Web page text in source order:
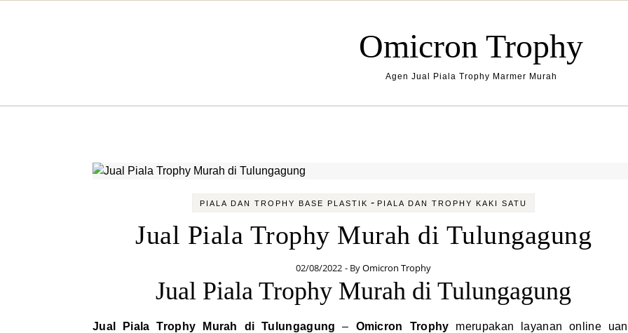
Omicron Trophy
Agen Jual Piala Trophy Marmer Murah
PIALA DAN TROPHY BASE PLASTIK - PIALA DAN TROPHY KAKI SATU
Jual Piala Trophy Murah di Tulungagung
02/08/2022 - ByOmicron Trophy
Jual Piala Trophy Murah di Tulungagung
Jual Piala Trophy Murah di Tulungagung– Omicron Trophy merupakan layanan online